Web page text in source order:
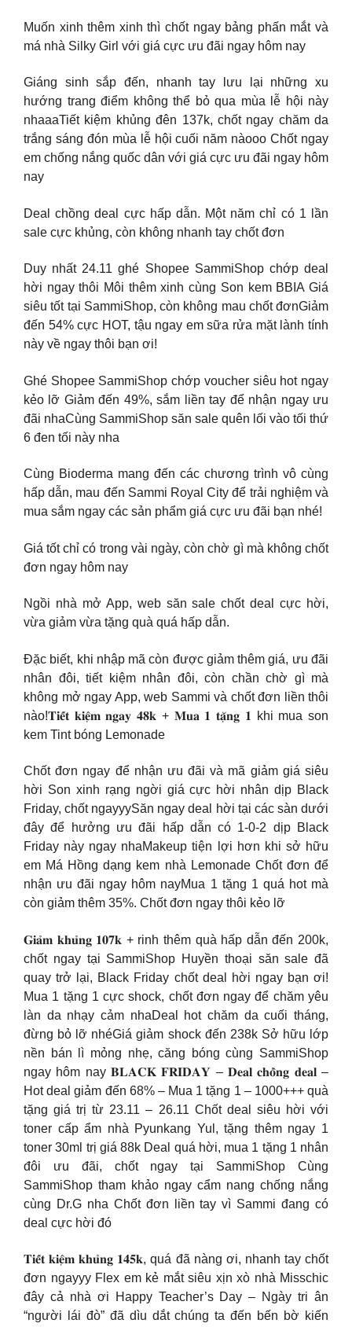
Muốn xinh thêm xinh thì chốt ngay bảng phấn mắt và
má nhà Silky Girl với giá cực ưu đãi ngay hôm nay
Giáng sinh sắp đến, nhanh tay lưu lại những xu
hướng trang điểm không thể bỏ qua mùa lễ hội này
nhaaaTiết kiệm khủng đên 137k, chốt ngay chăm da
trắng sáng đón mùa lễ hội cuối năm nàooo Chốt ngay
em chống nắng quốc dân với giá cực ưu đãi ngay hôm
nay
Deal chồng deal cực hấp dẫn. Một năm chỉ có 1 lần
sale cực khủng, còn không nhanh tay chốt đơn
Duy nhất 24.11 ghé Shopee SammiShop chớp deal
hời ngay thôi Môi thêm xinh cùng Son kem BBIA Giá
siêu tốt tại SammiShop, còn không mau chốt đơnGiảm
đến 54% cực HOT, tậu ngay em sữa rửa mặt lành tính
này về ngay thôi bạn ơi!
Ghé Shopee SammiShop chớp voucher siêu hot ngay
kẻo lỡ Giảm đến 49%, sắm liền tay để nhận ngay ưu
đãi nhaCùng SammiShop săn sale quên lối vào tối thứ
6 đen tối này nha
Cùng Bioderma mang đến các chương trình vô cùng
hấp dẫn, mau đến Sammi Royal City để trải nghiệm và
mua sắm ngay các sản phẩm giá cực ưu đãi bạn nhé!
Giá tốt chỉ có trong vài ngày, còn chờ gì mà không chốt
đơn ngay hôm nay
Ngồi nhà mở App, web săn sale chốt deal cực hời,
vừa giảm vừa tặng quà quá hấp dẫn.
Đặc biết, khi nhập mã còn được giảm thêm giá, ưu đãi
nhân đôi, tiết kiệm nhân đôi, còn chần chờ gì mà
không mở ngay App, web Sammi và chốt đơn liền thôi
nào!𝐓𝐢𝐞̂́𝐭 𝐤𝐢𝐞̣̂𝐦 𝐧𝐠𝐚𝐲 𝟒𝟖𝐤 + 𝐌𝐮𝐚 𝟏 𝐭𝐚̣̆𝐧𝐠 𝟏 khi mua son
kem Tint bóng Lemonade
Chốt đơn ngay để nhận ưu đãi và mã giảm giá siêu
hời Son xinh rạng ngời giá cực hời nhân dịp Black
Friday, chốt ngayyySăn ngay deal hời tại các sàn dưới
đây để hưởng ưu đãi hấp dẫn có 1-0-2 dịp Black
Friday này ngay nhaMakeup tiện lợi hơn khi sở hữu
em Má Hồng dạng kem nhà Lemonade Chốt đơn để
nhận ưu đãi ngay hôm nayMua 1 tặng 1 quá hot mà
còn giảm thêm 35%. Chốt đơn ngay thôi kẻo lỡ
𝐆𝐢𝐚̉𝐦 𝐤𝐡𝐮̉𝐧𝐠 𝟏𝟎𝟕𝐤 + rinh thêm quà hấp dẫn đến 200k,
chốt ngay tại SammiShop Huyền thoại săn sale đã
quay trở lại, Black Friday chốt deal hời ngay bạn ơi!
Mua 1 tặng 1 cực shock, chốt đơn ngay để chăm yêu
làn da nhạy cảm nhaDeal hot chăm da cuối tháng,
đừng bỏ lỡ nhéGiá giảm shock đến 238k Sở hữu lớp
nền bán lì mỏng nhẹ, căng bóng cùng SammiShop
ngay hôm nay 𝐁𝐋𝐀𝐂𝐊 𝐅𝐑𝐈𝐃𝐀𝐘 – 𝐃𝐞𝐚𝐥 𝐜𝐡𝐨̂̀𝐧𝐠 𝐝𝐞𝐚𝐥 –
Hot deal giảm đến 68% – Mua 1 tặng 1 – 1000+++ quà
tặng giá trị từ 23.11 – 26.11 Chốt deal siêu hời với
toner cấp ẩm nhà Pyunkang Yul, tặng thêm ngay 1
toner 30ml trị giá 88k Deal quá hời, mua 1 tặng 1 nhân
đôi ưu đãi, chốt ngay tại SammiShop Cùng
SammiShop tham khảo ngay cẩm nang chống nắng
cùng Dr.G nha Chốt đơn liền tay vì Sammi đang có
deal cực hời đó
𝐓𝐢𝐞̂́𝐭 𝐤𝐢𝐞̣̂𝐦 𝐤𝐡𝐮̉𝐧𝐠 𝟏𝟒𝟓𝐤, quá đã nàng ơi, nhanh tay chốt
đơn ngayyy Flex em kẻ mắt siêu xịn xò nhà Misschic
đây cả nhà ơi Happy Teacher’s Day – Ngày tri ân
“người lái đò” đã dìu dắt chúng ta đến bến bờ kiến